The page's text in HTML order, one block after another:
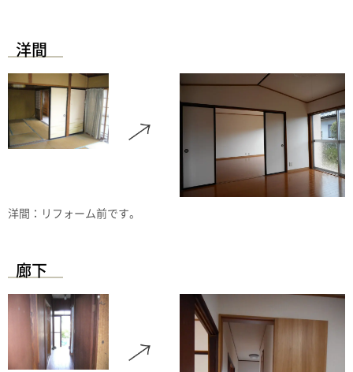
洋間
洋間：リフォーム前です。
廊下